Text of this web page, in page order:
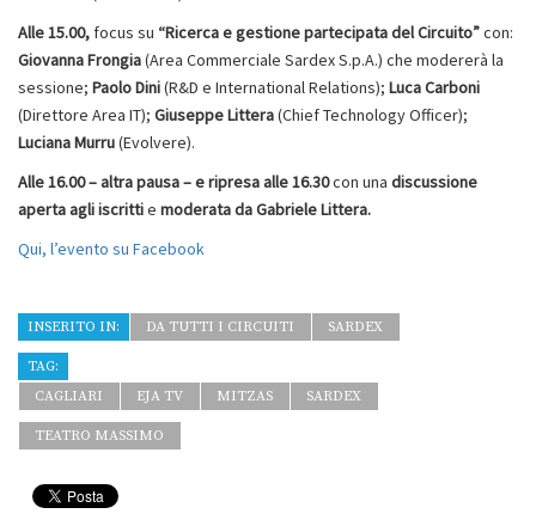
Alle 15.00, focus su “Ricerca e gestione partecipata del Circuito”con:
Giovanna Frongia(Area Commerciale Sardex S.p.A.) che modererà la
sessione; Paolo Dini(R&D e International Relations); Luca Carboni
(Direttore Area IT); Giuseppe Littera(Chief Technology Officer);
Luciana Murru(Evolvere).
Alle 16.00 –altra pausa – eripresa alle 16.30con una discussione
aperta agli iscrittie moderata da Gabriele Littera.
Qui, l’evento su Facebook
INSERITO IN: DA TUTTI I CIRCUITI SARDEX
TAG:
CAGLIARI
EJA TV MITZAS SARDEX
TEATRO MASSIMO